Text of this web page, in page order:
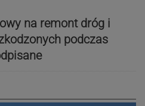
na remont dróg i
podczas